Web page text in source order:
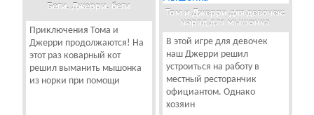
Беги, Джерри, беги
Приключения Тома и
Джерри продолжаются! На
этот раз коварный кот
решил выманить мышонка
из норки при помощи
Том и Джерри для девочек:
наряд для мышонка
В этой игре для девочек
наш Джерри решил
устроиться на работу в
местный ресторанчик
официантом. Однако
хозяин